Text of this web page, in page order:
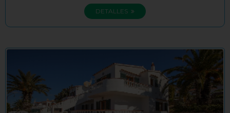
DETALLES